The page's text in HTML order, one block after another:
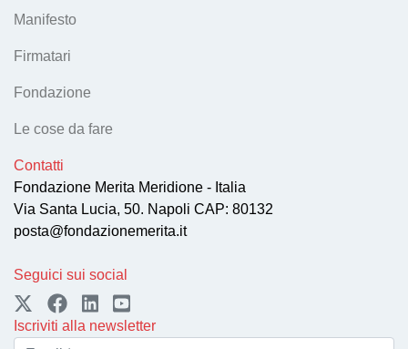
Manifesto
Firmatari
Fondazione
Le cose da fare
Contatti
Fondazione Merita Meridione - Italia
Via Santa Lucia, 50. Napoli CAP: 80132
posta@fondazionemerita.it
Seguici sui social
Iscriviti alla newsletter